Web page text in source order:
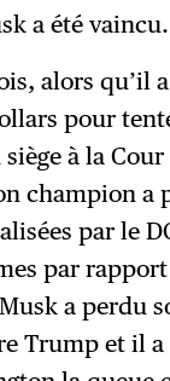
a été vaincu.
alors qu’il
pour
à la
champion a
par le
par
a perdu
Trump et il